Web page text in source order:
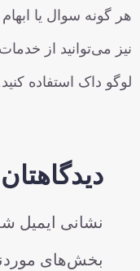
هر گونه سوال یا
نیز می‌توانید از خدمات
لوگو داک استفاده
نشانی ایمیل
بخش‌های